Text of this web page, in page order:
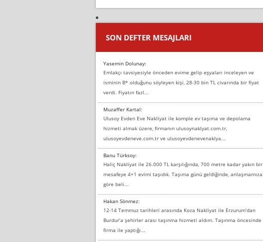
SON DEFTER MESAJLARI
Yasemin Dolunay:
Emlakçı tavsiyesiyle önceden evime gelip eşyaları inceleyen ve
isminin B* olduğunu söyleyen kişi, 28-30 bin TL civarında bir fiyat
verdi. Fiyatın fazl...
Muzaffer Kartal:
Ulusoy Evden Eve Nakliyat ile komple ev taşıma ve depolama
hizmeti almak üzere, firmanın ulusoynaklyat.com.tr,
ulusoyevdeneve.com.tr ve ulusoyevdenevenaklya...
Banu Türksoy:
Haliç Nakliyat ile 26.000 TL karşılığında, 700 metre kadar yakın bir
mesafeye 4+1 evimi taşıdık. Taşıma günü geldiğinde, anlaşmamıza
göre beli...
Hakan Sönmez:
12-14 Temmuz tarihleri arasında Koza Nakliyat ile Erzurum’dan
Burdur’a şehirler arası taşınma hizmeti aldım. Taşınma öncesinde
firma ile yaptığı...